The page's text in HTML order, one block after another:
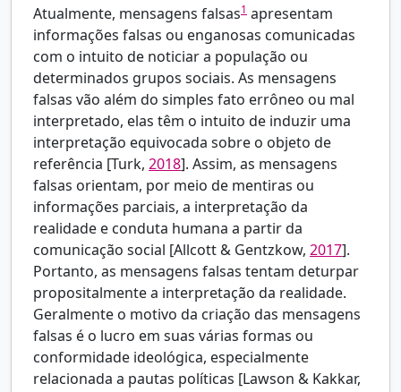
Atualmente, mensagens falsas1 apresentam
informações falsas ou enganosas comunicadas
com o intuito de noticiar a população ou
determinados grupos sociais. As mensagens
falsas vão além do simples fato errôneo ou mal
interpretado, elas têm o intuito de induzir uma
interpretação equivocada sobre o objeto de
referência [Turk, 2018]. Assim, as mensagens
falsas orientam, por meio de mentiras ou
informações parciais, a interpretação da
realidade e conduta humana a partir da
comunicação social [Allcott & Gentzkow, 2017].
Portanto, as mensagens falsas tentam deturpar
propositalmente a interpretação da realidade.
Geralmente o motivo da criação das mensagens
falsas é o lucro em suas várias formas ou
conformidade ideológica, especialmente
relacionada a pautas políticas [Lawson & Kakkar,